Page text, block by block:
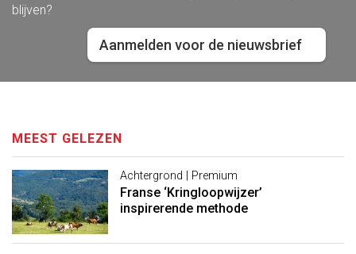
blijven?
Aanmelden voor de nieuwsbrief
MEEST GELEZEN
Achtergrond | Premium
Franse ‘Kringloopwijzer’
inspirerende methode